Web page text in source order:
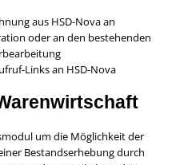
aus HSD-Nova an
oder an den bestehenden
Links an HSD-Nova
um die Möglichkeit der
Bestandserhebung durch